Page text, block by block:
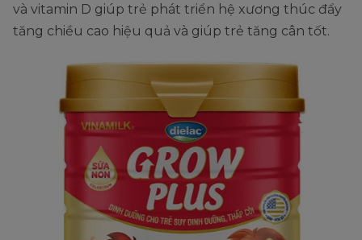
và vitamin D giúp trẻ phát triển hệ xương thúc đẩy
tăng chiều cao hiệu quả và giúp trẻ tăng cân tốt.